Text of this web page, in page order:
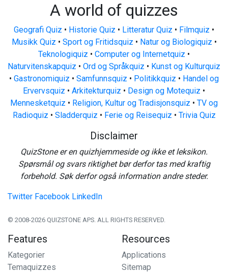
A world of quizzes
Geografi Quiz • Historie Quiz • Litteratur Quiz • Filmquiz •
Musikk Quiz • Sport og Fritidsquiz • Natur og Biologiquiz •
Teknologiquiz • Computer og Internetquiz •
Naturvitenskapquiz • Ord og Språkquiz • Kunst og Kulturquiz
• Gastronomiquiz • Samfunnsquiz • Politikkquiz • Handel og
Ervervsquiz • Arkitekturquiz • Design og Motequiz •
Mennesketquiz • Religion, Kultur og Tradisjonsquiz • TV og
Radioquiz • Sladderquiz • Ferie og Reisequiz • Trivia Quiz
Disclaimer
QuizStone er en quizhjemmeside og ikke et leksikon.
Spørsmål og svars riktighet bør derfor tas med kraftig
forbehold. Søk derfor også information andre steder.
Twitter Facebook LinkedIn
© 2008-2026 QUIZSTONE APS. ALL RIGHTS RESERVED.
Features
Kategorier
Temaquizzes
Resources
Applications
Sitemap